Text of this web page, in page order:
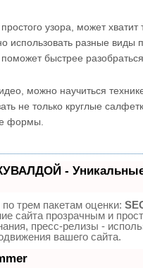
узора, может
использовать разные виды
быстрее
можно научиться
не только круглые
формы.
-
трем пакетам оценки:
сайта прозрачным и
пресс-релизы -
вашего сайта.